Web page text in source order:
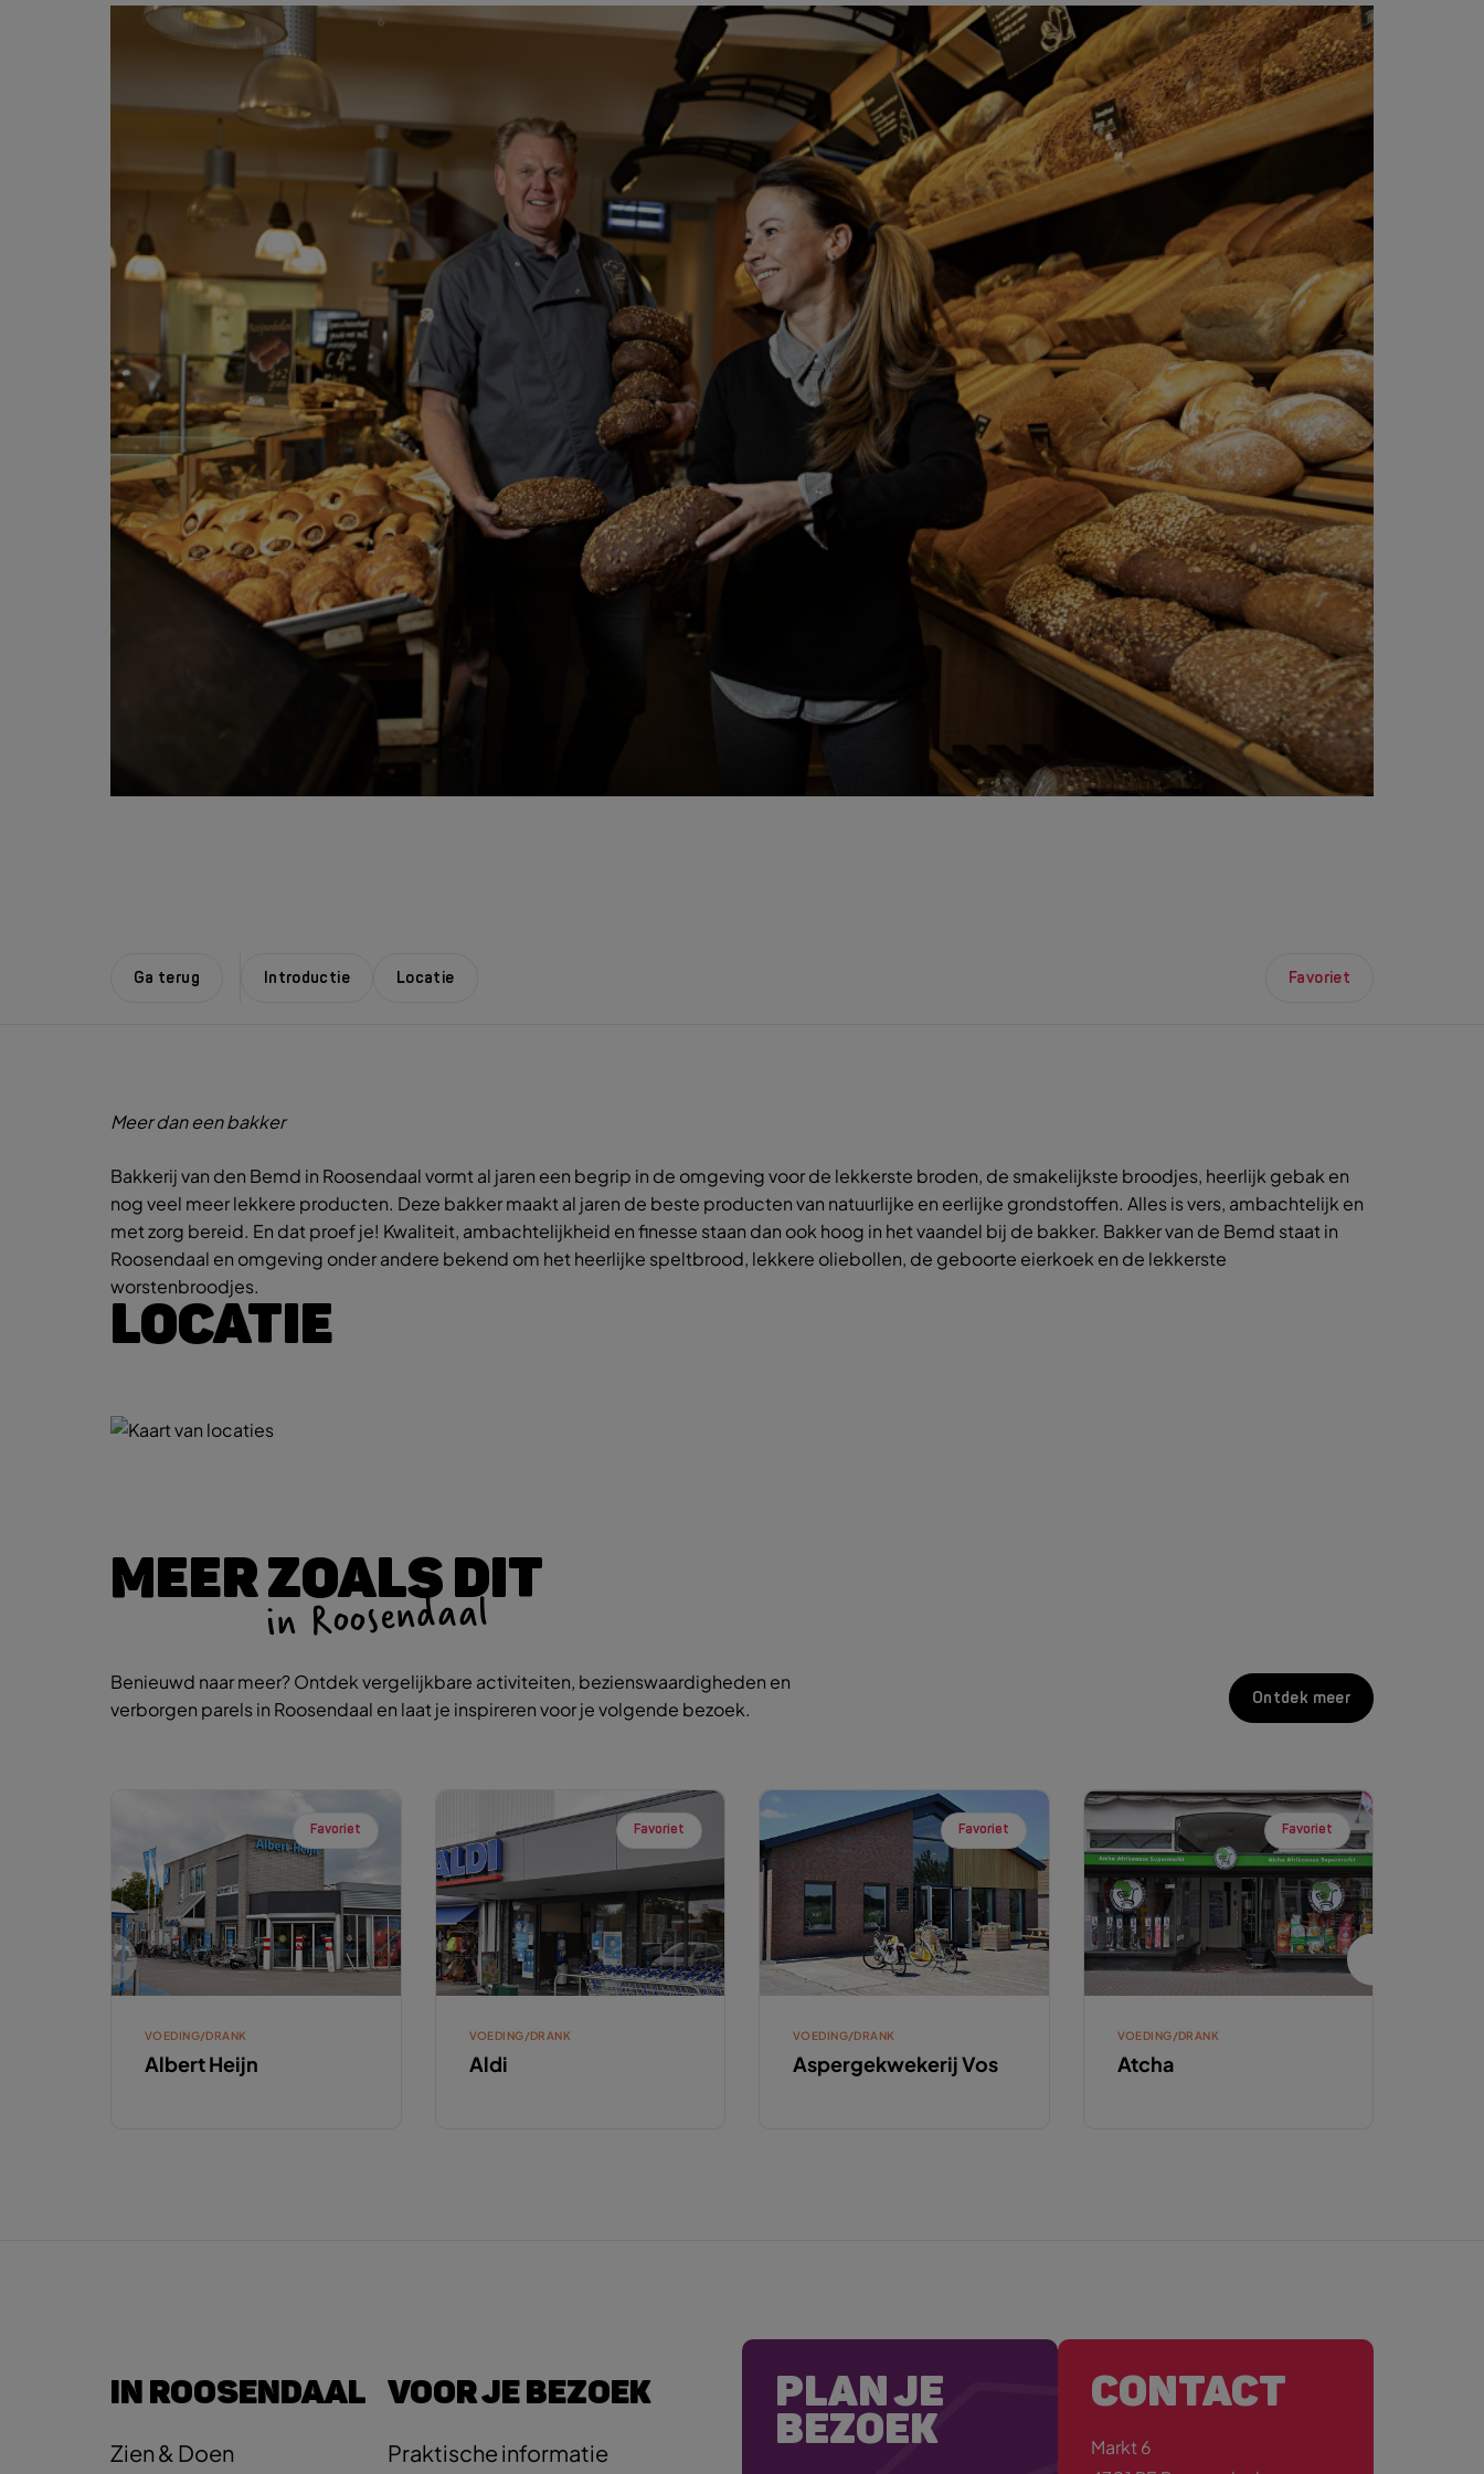
Ga terug Introductie Locatie Favoriet
Meer dan een bakker
Bakkerij van den Bemd in Roosendaal vormt al jaren een begrip in de omgeving voor de lekkerste broden, de smakelijkste broodjes, heerlijk gebak en
nog veel meer lekkere producten. Deze bakker maakt al jaren de beste producten van natuurlijke en eerlijke grondstoffen. Alles is vers, ambachtelijk en
met zorg bereid. En dat proef je! Kwaliteit, ambachtelijkheid en finesse staan dan ook hoog in het vaandel bij de bakker. Bakker van de Bemd staat in
Roosendaal en omgeving onder andere bekend om het heerlijke speltbrood, lekkere oliebollen, de geboorte eierkoek en de lekkerste
worstenbroodjes.
LOCATIE
MEER ZOALS DIT
in Roosendaal
Benieuwd naar meer? Ontdek vergelijkbare activiteiten, bezienswaardigheden en
verborgen parels in Roosendaal en laat je inspireren voor je volgende bezoek.
Ontdek meer
Favoriet
VOEDING/DRANK
Albert Heijn
Favoriet
VOEDING/DRANK
Aldi
Favoriet
VOEDING/DRANK
Aspergekwekerij Vos
Favoriet
VOEDING/DRANK
Atcha
IN ROOSENDAAL
Zien & Doen
VOOR JE BEZOEK
Praktische informatie
PLAN JE
BEZOEK
CONTACT
Markt 6